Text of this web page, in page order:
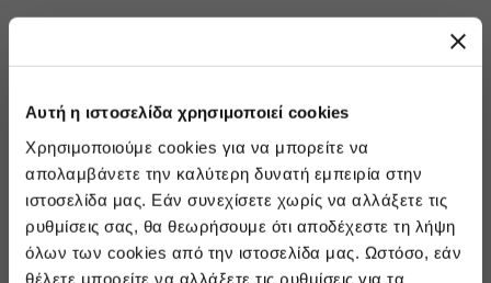
Αυτή η ιστοσελίδα χρησιμοποιεί cookies
Χρησιμοποιούμε cookies για να μπορείτε να
απολαμβάνετε την καλύτερη δυνατή εμπειρία στην
ιστοσελίδα μας. Εάν συνεχίσετε χωρίς να αλλάξετε τις
ρυθμίσεις σας, θα θεωρήσουμε ότι αποδέχεστε τη λήψη
όλων των cookies από την ιστοσελίδα μας. Ωστόσο, εάν
θέλετε μπορείτε να αλλάξετε τις ρυθμίσεις για τα
Προσφορές